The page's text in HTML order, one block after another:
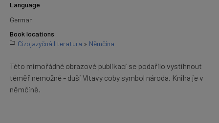
Language
German
Book locations
Cizojazyčná literatura » Němčina
Této mimořádné obrazové publikaci se podařilo vystihnout
téměř nemožné - duši Vltavy coby symbol národa. Kniha je v
němčině.